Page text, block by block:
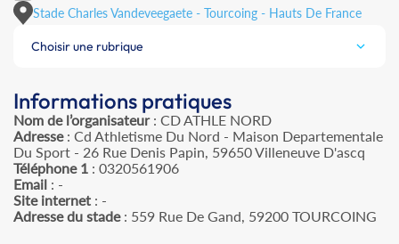
Stade Charles Vandeveegaete - Tourcoing - Hauts De France
Choisir une rubrique
Informations pratiques
Nom de l’organisateur: CD ATHLE NORD
Adresse: Cd Athletisme Du Nord - Maison Departementale
Du Sport - 26 Rue Denis Papin, 59650 Villeneuve D'ascq
Téléphone 1 : 0320561906
Email : -
Site internet : -
Adresse du stade: 559 Rue De Gand, 59200 TOURCOING